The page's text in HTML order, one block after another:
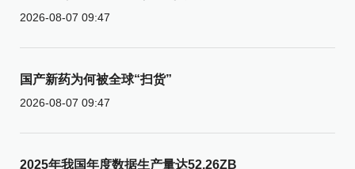
2026-08-07 09:47
国产新药为何被全球“扫货”
2026-08-07 09:47
2025年我国年度数据生产量达52.26ZB